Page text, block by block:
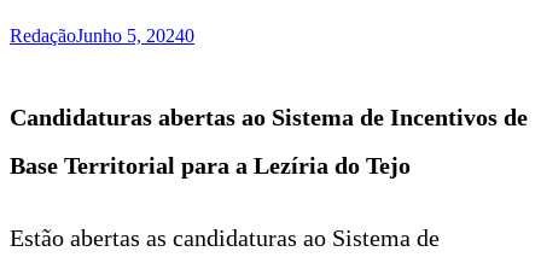
RedaçãoJunho 5, 20240
Candidaturas abertas ao Sistema de Incentivos de
Base Territorial para a Lezíria do Tejo
Estão abertas as candidaturas ao Sistema de